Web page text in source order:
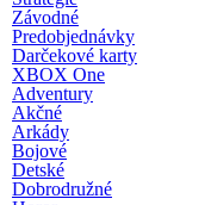
Závodné
Predobjednávky
Darčekové karty
XBOX One
Adventury
Akčné
Arkády
Bojové
Detské
Dobrodružné